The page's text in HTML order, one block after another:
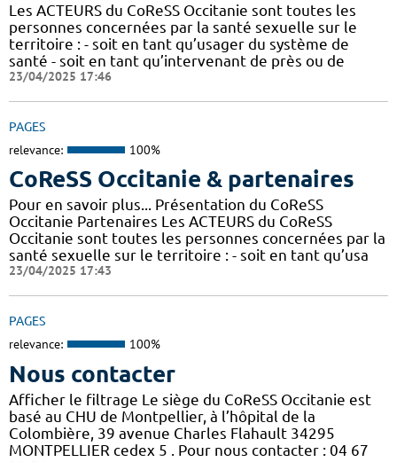
Les ACTEURS du CoReSS Occitanie sont toutes les
personnes concernées par la santé sexuelle sur le
territoire : - soit en tant qu’usager du système de
santé - soit en tant qu’intervenant de près ou de
23/04/2025 17:46
PAGES
relevance: 100%
CoReSS Occitanie & partenaires
Pour en savoir plus... Présentation du CoReSS
Occitanie Partenaires Les ACTEURS du CoReSS
Occitanie sont toutes les personnes concernées par la
santé sexuelle sur le territoire : - soit en tant qu’usa
23/04/2025 17:43
PAGES
relevance: 100%
Nous contacter
Afficher le filtrage Le siège du CoReSS Occitanie est
basé au CHU de Montpellier, à l’hôpital de la
Colombière, 39 avenue Charles Flahault 34295
MONTPELLIER cedex 5 . Pour nous contacter : 04 67